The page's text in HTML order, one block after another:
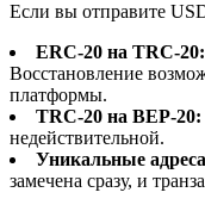
Если вы отправите
ERC-20 на TRC-20:
Восстановление
платформы.
TRC-20 на BEP-20:
недействительной.
Уникальные
замечена сразу, и